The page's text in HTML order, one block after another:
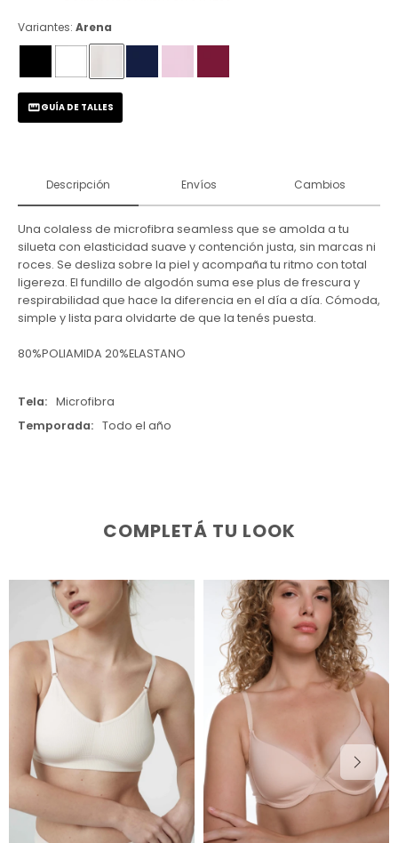
Variantes: Arena
GUÍA DE TALLES
Descripción Envíos Cambios
Una colaless de microfibra seamless que se amolda a tu
silueta con elasticidad suave y contención justa, sin marcas ni
roces. Se desliza sobre la piel y acompaña tu ritmo con total
ligereza. El fundillo de algodón suma ese plus de frescura y
respirabilidad que hace la diferencia en el día a día. Cómoda,
simple y lista para olvidarte de que la tenés puesta.
80%POLIAMIDA 20%ELASTANO
Tela
Microfibra
Temporada
Todo el año
COMPLETÁ TU LOOK